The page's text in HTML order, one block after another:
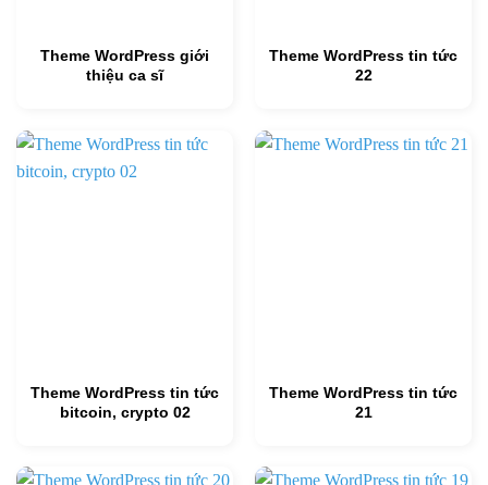
Theme WordPress giới
thiệu ca sĩ
Theme WordPress tin tức
22
Theme WordPress tin tức
bitcoin, crypto 02
Theme WordPress tin tức
21